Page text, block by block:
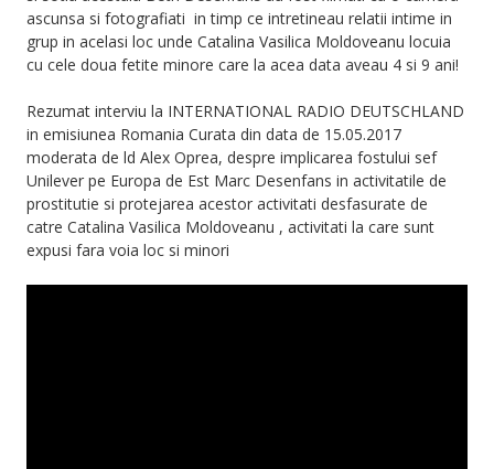
ascunsa si fotografiati in timp ce intretineau relatii intime in
grup in acelasi loc unde Catalina Vasilica Moldoveanu locuia
cu cele doua fetite minore care la acea data aveau 4 si 9 ani!
Rezumat interviu la INTERNATIONAL RADIO DEUTSCHLAND
in emisiunea Romania Curata din data de 15.05.2017
moderata de ld Alex Oprea, despre implicarea fostului sef
Unilever pe Europa de Est Marc Desenfans in activitatile de
prostitutie si protejarea acestor activitati desfasurate de
catre Catalina Vasilica Moldoveanu , activitati la care sunt
expusi fara voia loc si minori